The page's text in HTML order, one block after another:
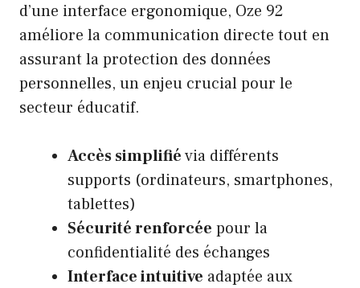
d’une interface ergonomique, Oze 92
améliore la communication directe tout en
assurant la protection des données
personnelles, un enjeu crucial pour le
secteur éducatif.
Accès simplifiévia différents
supports (ordinateurs, smartphones,
tablettes)
Sécurité renforcée pour la
confidentialité des échanges
Interface intuitive adaptée aux